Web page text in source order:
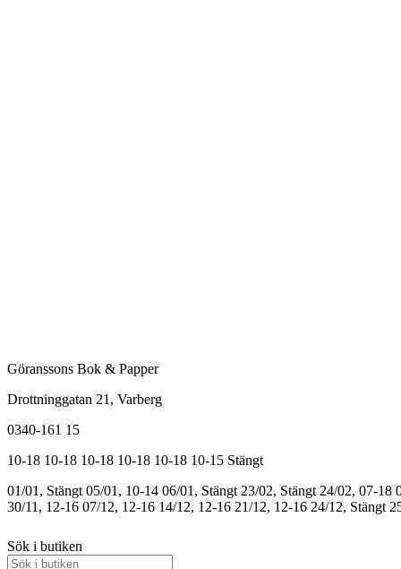
Göranssons Bok & Papper
Drottninggatan 21 , Varberg
0340-161 15
10-18 10-18 10-18 10-18 10-18 10-15 Stängt
01/01, Stängt 05/01, 10-14 06/01, Stängt 23/02, Stängt 24/02, 07-18
30/11, 12-16 07/12, 12-16 14/12, 12-16 21/12, 12-16 24/12, Stängt
Sök i butiken